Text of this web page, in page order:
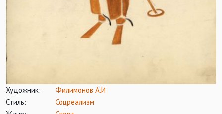
Художник:
Филимонов А.И
Стиль:
Соцреализм